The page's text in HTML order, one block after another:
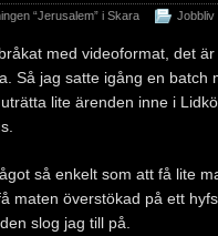
“Jerusalem” i Skara Jobbliv
med videoformat, det
Så jag satte igång en
lite ärenden inne i
så enkelt som att få lite
maten överstökad på ett
slog jag till på.